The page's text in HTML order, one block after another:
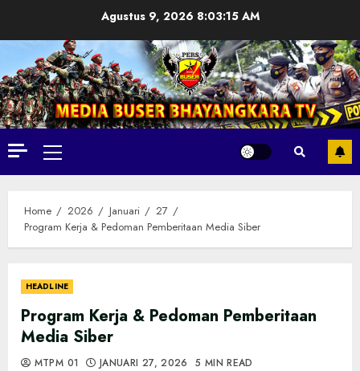
Agustus 9, 2026 8:03:16 AM
Primary
Menu
Home 2026 Januari
27
Program Kerja & Pedoman Pemberitaan Media Siber
HEADLINE
Program Kerja & Pedoman Pemberitaan
Media Siber
MTPM 01 JANUARI 27, 2026 5 MIN READ